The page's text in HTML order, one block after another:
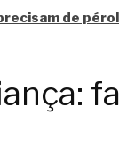
de